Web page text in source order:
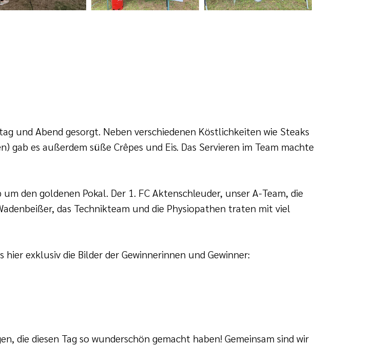
und Abend gesorgt. Neben verschiedenen Köstlichkeiten wie Steaks
es außerdem süße Crêpes und Eis. Das Servieren im Team machte
den goldenen Pokal. Der 1. FC Aktenschleuder, unser A-Team, die
das Technikteam und die Physiopathen traten mit viel
exklusiv die Bilder der Gewinnerinnen und Gewinner:
die diesen Tag so wunderschön gemacht haben! Gemeinsam sind wir